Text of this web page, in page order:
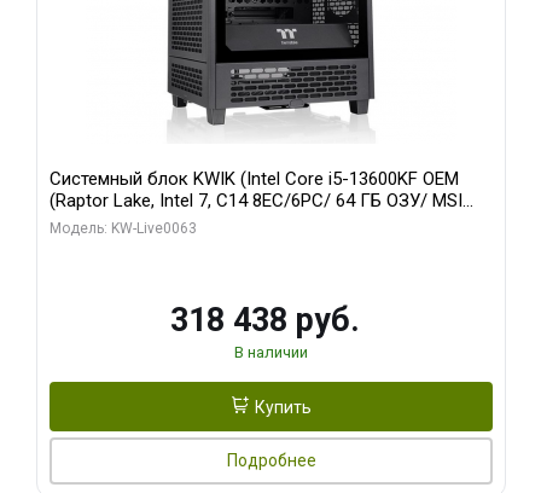
Системный блок KWIK (Intel Core i5-13600KF OEM
(Raptor Lake, Intel 7, C14 8EC/6PC/ 64 ГБ ОЗУ/ MSI
RTX5080 VENTUS 3X OC 16GB GDDR7 256bit 3xDP
Модель: KW-Live0063
318 438 руб.
В наличии
Купить
Подробнее